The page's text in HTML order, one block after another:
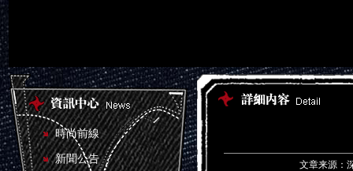
時尚前線
新聞公告 文章来源：